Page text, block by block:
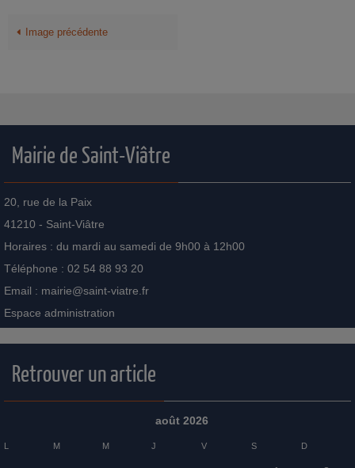
Image précédente
Mairie de Saint-Viâtre
20, rue de la Paix
41210 - Saint-Viâtre
Horaires : du mardi au samedi de 9h00 à 12h00
Téléphone : 02 54 88 93 20
Email : mairie@saint-viatre.fr
Espace administration
Retrouver un article
août 2026
M M J V S D